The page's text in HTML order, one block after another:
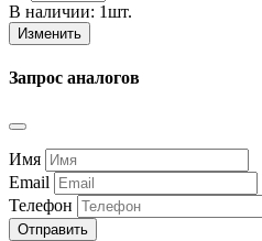
В наличии: 1шт.
Изменить
Запрос аналогов
Имя
Email
Телефон
Отправить